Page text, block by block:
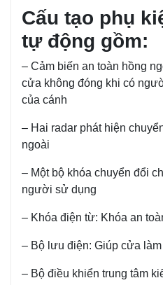
Cấu tạo phụ
tự động gồm:
– Cảm biến an toàn hồng
cửa không đóng khi có
của cánh
– Hai radar phát hiện
ngoài
– Một bộ khóa chuyển đổi
người sử dụng
– Khóa điện từ: Khóa an
– Bộ lưu điện: Giúp cửa
– Bộ điều khiển trung tâm